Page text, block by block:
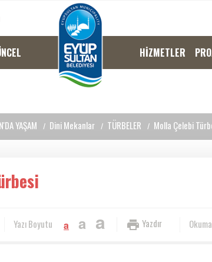
HİZMETLER
YAŞAM Dini Mekanlar TÜRBELER Molla Çelebi
Yazdır
Yazı Boyutu a a a